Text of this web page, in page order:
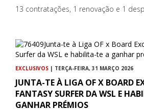
13 contratações, 1 renovação e 1
EXCLUSIVOS | TERÇA-FEIRA, 31 MARÇO 2026
JUNTA-TE À LIGA OF X BOARD
FANTASY SURFER DA WSL E
GANHAR PRÉMIOS